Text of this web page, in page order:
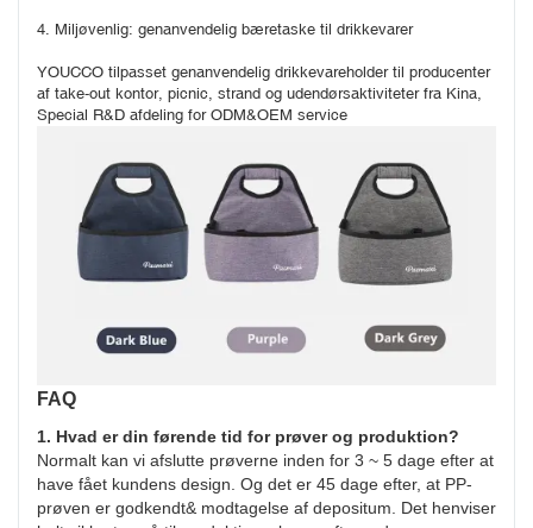
4. Miljøvenlig: genanvendelig bæretaske til drikkevarer
YOUCCO tilpasset genanvendelig drikkevareholder til producenter
af take-out kontor, picnic, strand og udendørsaktiviteter fra Kina,
Special R&D afdeling for ODM&OEM service
FAQ
1. Hvad er din førende tid for prøver og produktion?
Normalt kan vi afslutte prøverne inden for 3 ~ 5 dage efter at
have fået kundens design. Og det er 45 dage efter, at PP-
prøven er godkendt& modtagelse af depositum. Det henviser